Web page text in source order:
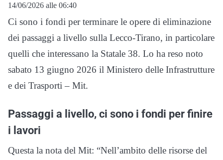
14/06/2026 alle 06:40
Ci sono i fondi per terminare le opere di eliminazione
dei passaggi a livello sulla Lecco-Tirano, in particolare
quelli che interessano la Statale 38. Lo ha reso noto
sabato 13 giugno 2026 il Ministero delle Infrastrutture
e dei Trasporti – Mit.
Passaggi a livello, ci sono i fondi per finire
i lavori
Questa la nota del Mit: “Nell’ambito delle risorse del